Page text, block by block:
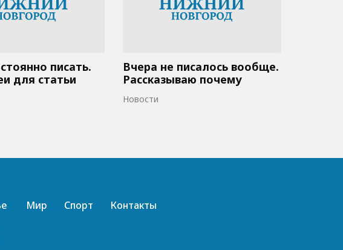
писать.
для статьи
Вчера не писалось вообще.
Рассказываю почему
Новости
Мир Спорт Контакты